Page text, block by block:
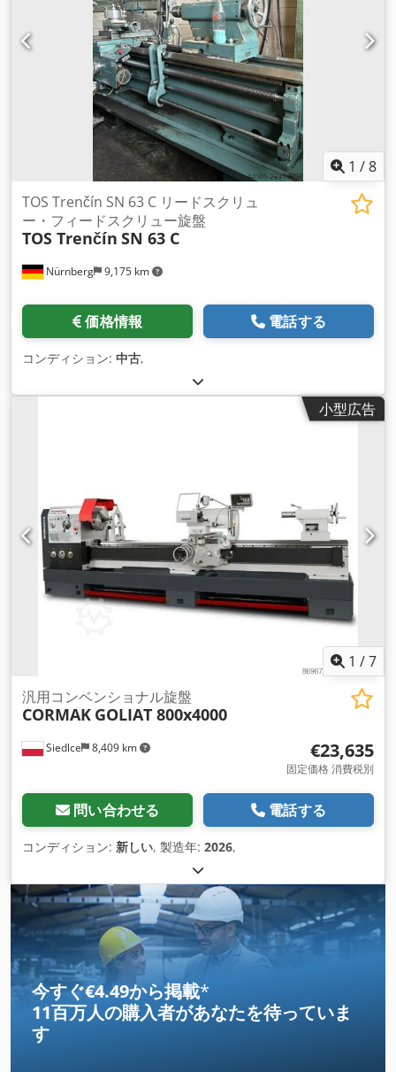
1 /8
Nürnberg 9,175 km
TOS Trenčín SN 63 C リードスクリュ
ー・フィードスクリュー旋盤
TOS Trenčín SN 63 C
価格情報 電話する
コンディション: 中古,
小型広告
1 /7
Siedlce 8,409 km
汎用コンベンショナル旋盤
CORMAK GOLIAT 800x4000
€23,635
固定価格 消費税別
問い合わせる 電話する
コンディション: 新しい, 製造年: 2026,
今すぐ€4.49から掲載*
11百万人の購入者があなたを待っていま
す